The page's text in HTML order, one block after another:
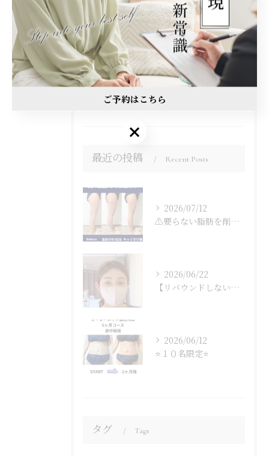
加古川市の痩身
神戸市の痩身
姫路市の痩身
三木市の痩身
西宮市の痩身
最近の投稿 Recent Posts
2026/07/12
⚠️要らない脂肪を削ぎ落とし⚠️
2026/06/22
【リバウンドしない体】
2026/06/12
⭐１０名限定⭐
タグ Tags
ご予約はこちら